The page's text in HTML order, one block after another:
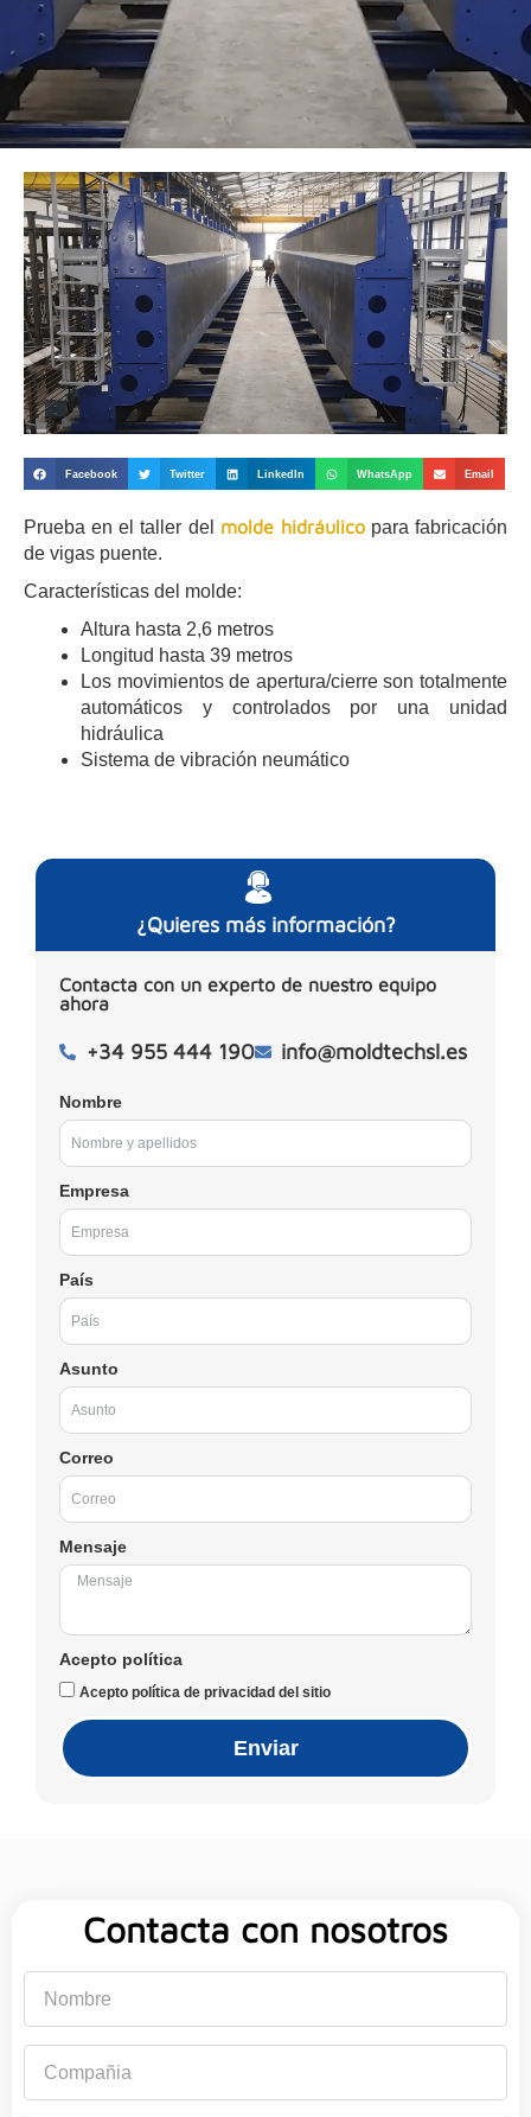
Facebook Twitter LinkedIn WhatsApp Email
Prueba en el taller del molde hidráulicopara fabricación
de vigas puente.
Características del molde:
Altura hasta 2,6 metros
Longitud hasta 39 metros
Los movimientos de apertura/cierre son totalmente
automáticos y controlados por una unidad
hidráulica
Sistema de vibración neumático
¿Quieres más información?
Contacta con un experto de nuestro equipo
ahora
+34 955 444 190 info@moldtechsl.es
Nombre
Empresa
País
Asunto
Correo
Mensaje
Acepto política
Acepto política de privacidad del sitio
Enviar
Contacta con nosotros